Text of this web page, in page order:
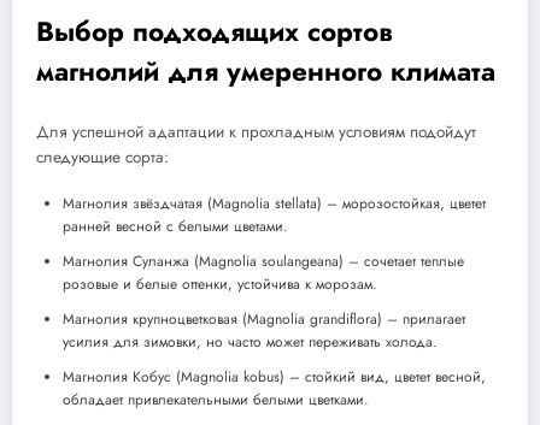
Выбор подходящих сортов
магнолий для умеренного климата
Для успешной адаптации к прохладным условиям подойдут
следующие сорта:
Магнолия звёздчатая (Magnolia stellata) – морозостойкая, цветет
ранней весной с белыми цветами.
Магнолия Суланжа (Magnolia soulangeana) – сочетает теплые
розовые и белые оттенки, устойчива к морозам.
Магнолия крупноцветковая (Magnolia grandiflora) – прилагает
усилия для зимовки, но часто может переживать холода.
Магнолия Кобус (Magnolia kobus) – стойкий вид, цветет весной,
обладает привлекательными белыми цветками.